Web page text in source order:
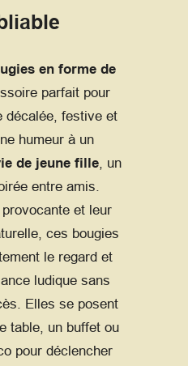
en forme de
parfait pour
décalée, festive et
humeur à un
de jeune fille, un
entre amis.
et leur
ces bougies
le regard et
ludique sans
Elles se posent
table, un buffet ou
pour déclencher